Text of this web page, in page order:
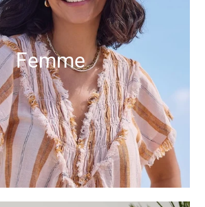
Femme